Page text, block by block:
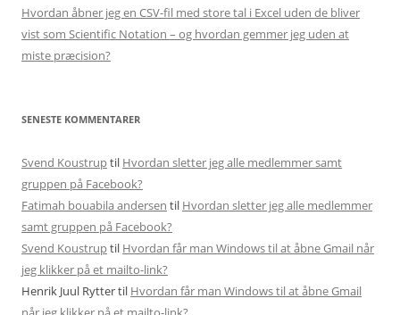
Hvordan åbner jeg en CSV-fil med store tal i Excel uden de bliver
vist som Scientific Notation – og hvordan gemmer jeg uden at
miste præcision?
SENESTE KOMMENTARER
Svend Koustruptil Hvordan sletter jeg alle medlemmer samt
gruppen på Facebook?
Fatimah bouabila andersen til Hvordan sletter jeg alle medlemmer
samt gruppen på Facebook?
Svend Koustruptil Hvordan får man Windows til at åbne Gmail når
jeg klikker på et mailto-link?
Henrik Juul Ryttertil Hvordan får man Windows til at åbne Gmail